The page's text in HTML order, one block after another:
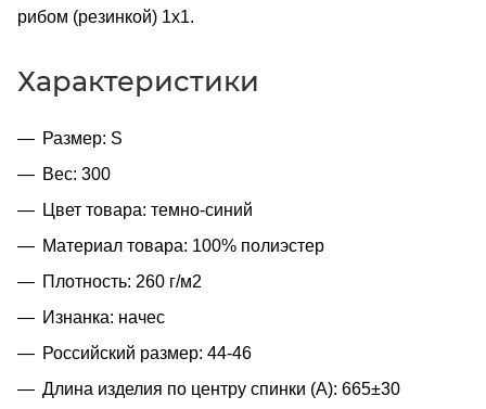
рибом (резинкой) 1x1.
Характеристики
Размер: S
Вес: 300
Цвет товара: темно-синий
Материал товара: 100% полиэстер
Плотность: 260 г/м2
Изнанка: начес
Российский размер: 44-46
Длина изделия по центру спинки (A): 665±30